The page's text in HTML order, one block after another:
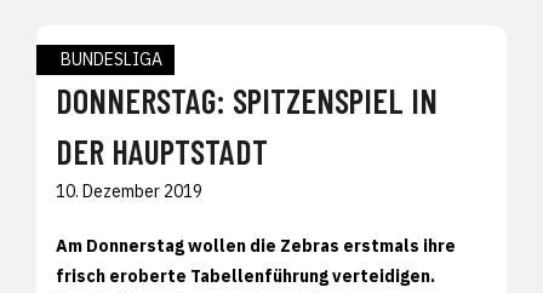
BUNDESLIGA
DONNERSTAG: SPITZENSPIEL IN
DER HAUPTSTADT
10. Dezember 2019
Am Donnerstag wollen die Zebras erstmals ihre
frisch eroberte Tabellenführung verteidigen.